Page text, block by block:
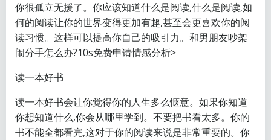
你很孤立无援了。你应该知道什么是阅读,什么是阅读,如
何的阅读让你的世界变得更加有趣,甚至会更喜欢你的阅
读习惯。这样可以提高你自己的吸引力。和男朋友吵架
闹分手怎么办?10s免费申请情感分析>
读一本好书
读一本好书会让你觉得你的人生多么惬意。如果你知道
你想知道什么,你会从哪里学到。不要把书看太多。你的
书不能全都看完,这对于你的阅读来说是非常重要的。你